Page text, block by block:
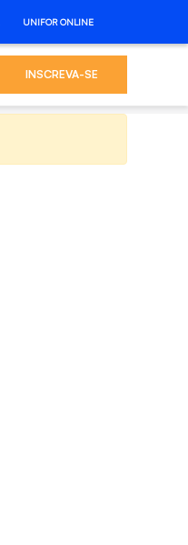
UNIFOR ONLINE
INSCREVA-SE